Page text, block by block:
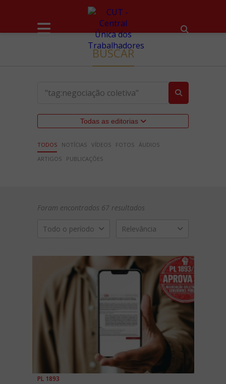
BUSCAR
Todas as editorias
TODOS NOTÍCIAS VÍDEOS FOTOS ÁUDIOS
ARTIGOS
PUBLICAÇÕES
Foram encontrados 67 resultados
Todo o período Relevância
PL 1893